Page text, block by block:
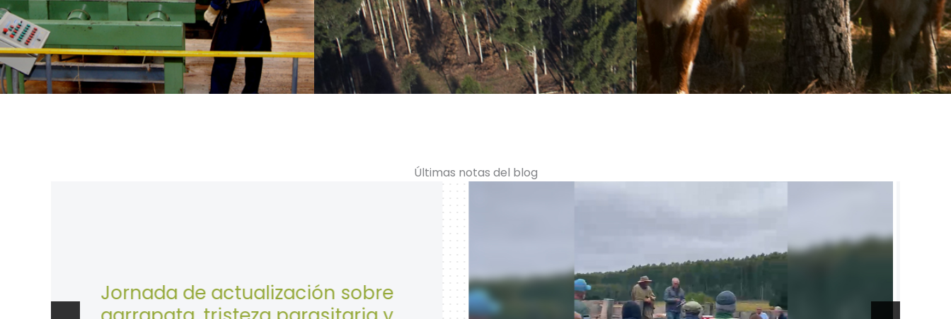
Últimas notas del blog
28 de Abril: Día Mundial de la